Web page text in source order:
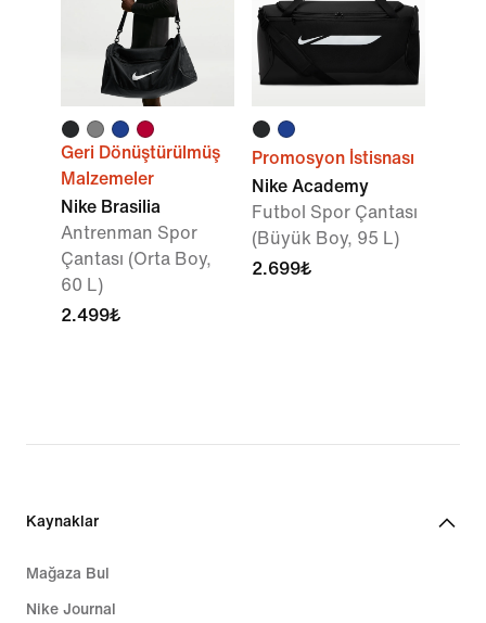
Geri Dönüştürülmüş
Malzemeler
Nike Brasilia
Antrenman Spor
Çantası (Orta Boy,
60 L)
2.499₺
Promosyon İstisnası
Nike Academy
Futbol Spor Çantası
(Büyük Boy, 95 L)
2.699₺
Kaynaklar
Mağaza Bul
Nike Journal